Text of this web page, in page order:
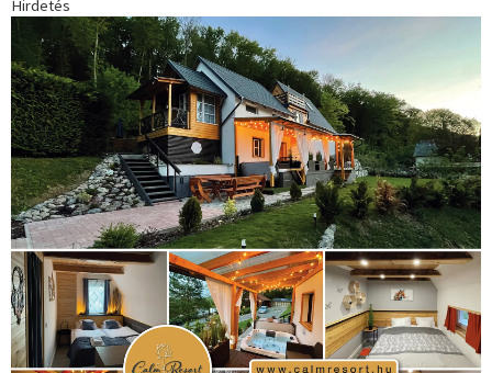
(181)Jégkorong(148)kajakkenu(138)karate(168)kickbox(205)
kosárlabda(166) kézilabda(448) Lewis Hamilton
labdarúgóválogatott(148) Mercedes(244)
Dakar Team(132)Rali Világbajnokság(122)Rendezvény
rio
2016(373) sport(438)Sportime Magazin(128)szabadidősport
(317)Szalay Balázs(126)tenisz(416)táplálkozás (155)utazás
(126)Video (247)világbajnokság(162) Világkupa(129)vitorlázás
(222)vívás(174)vízilabda(197)Érdi Mária(130)életmód(416)
úszás(361)
Hirdetés